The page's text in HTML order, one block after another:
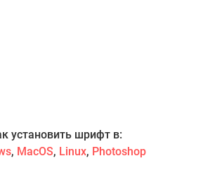
установить шрифт в:
, MacOS, Linux, Photoshop